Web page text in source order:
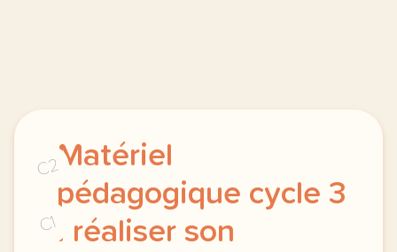
C2
C1
Matériel
pédagogique cycle 3
: réaliser son